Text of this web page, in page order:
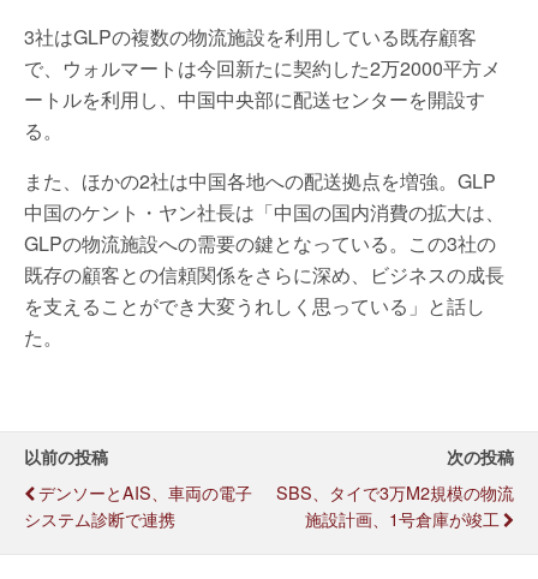
3社はGLPの複数の物流施設を利用している既存顧客
で、ウォルマートは今回新たに契約した2万2000平方メ
ートルを利用し、中国中央部に配送センターを開設す
る。
また、ほかの2社は中国各地への配送拠点を増強。GLP
中国のケント・ヤン社長は「中国の国内消費の拡大は、
GLPの物流施設への需要の鍵となっている。この3社の
既存の顧客との信頼関係をさらに深め、ビジネスの成長
を支えることができ大変うれしく思っている」と話し
た。
以前の投稿
デンソーとAIS、車両の電子
システム診断で連携
次の投稿
SBS、タイで3万m2規模の物流
施設計画、1号倉庫が竣工